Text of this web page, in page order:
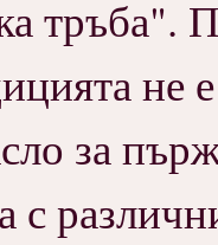
тръба".
не
за
с